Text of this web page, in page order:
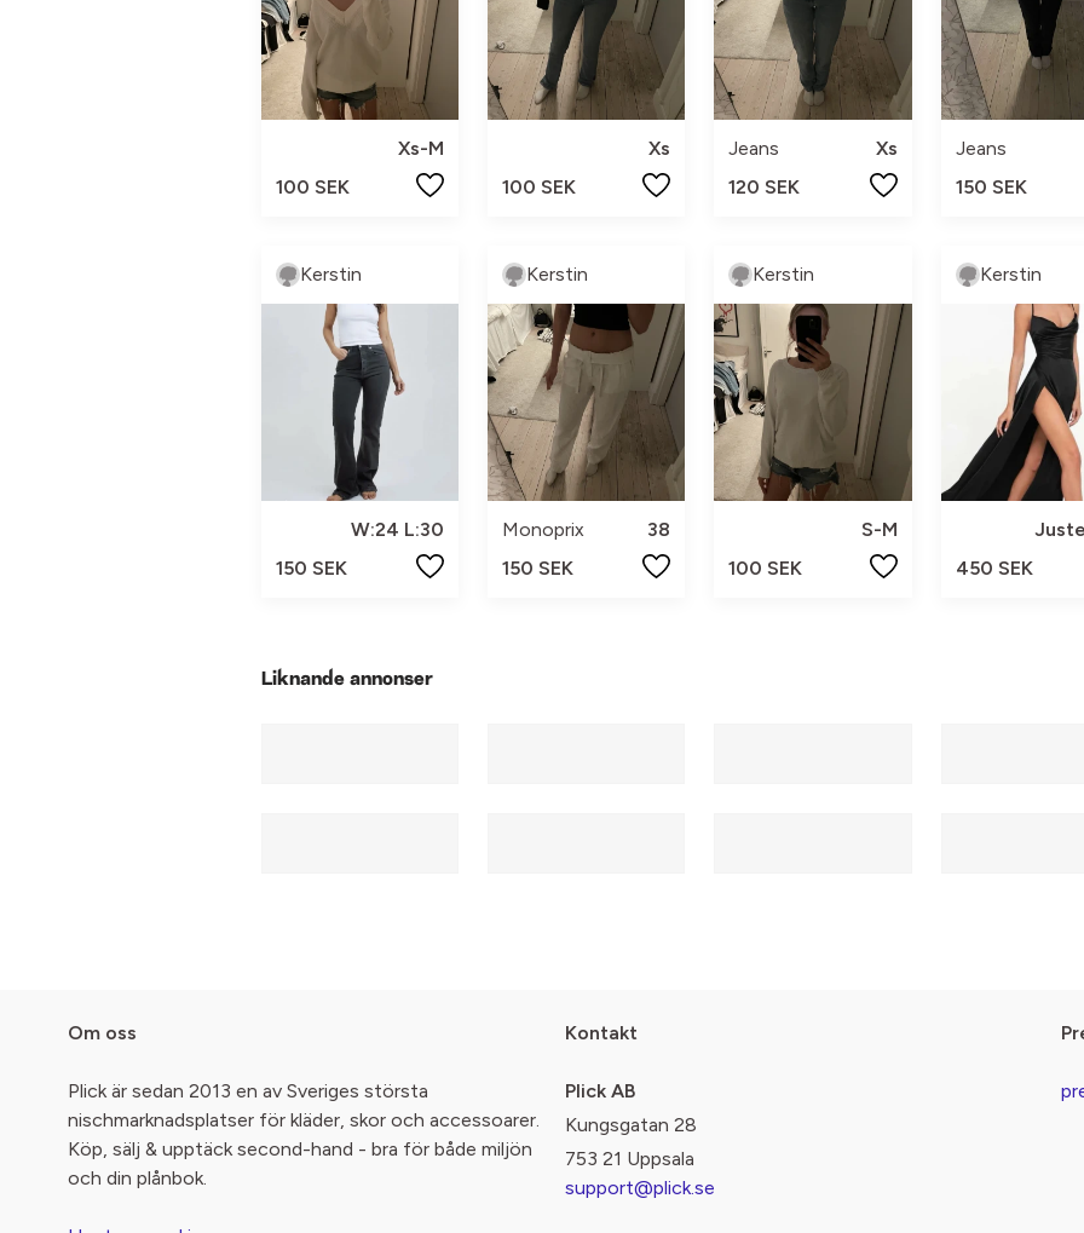
Xs-M
100 SEK
Xs
100 SEK
Jeans
Xs
120 SEK
Jeans
150 SEK
Kerstin
W:24 L:30
150 SEK
Kerstin
Monoprix
38
150 SEK
Kerstin
S-M
100 SEK
Kerstin
450 SEK
Liknande annonser
Om oss
Plick är sedan 2013 en av Sveriges största
nischmarknadsplatser för kläder, skor och accessoarer.
Köp, sälj & upptäck second-hand - bra för både miljön
och din plånbok.
Kontakt
Plick AB
Kungsgatan 28
753 21 Uppsala
support@plick.se